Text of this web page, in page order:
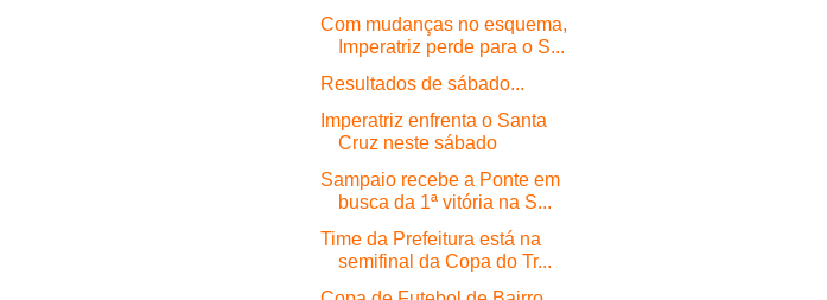
Com mudanças no esquema,
Imperatriz perde para o S...
Resultados de sábado...
Imperatriz enfrenta o Santa
Cruz neste sábado
Sampaio recebe a Ponte em
busca da 1ª vitória na S...
Time da Prefeitura está na
semifinal da Copa do Tr...